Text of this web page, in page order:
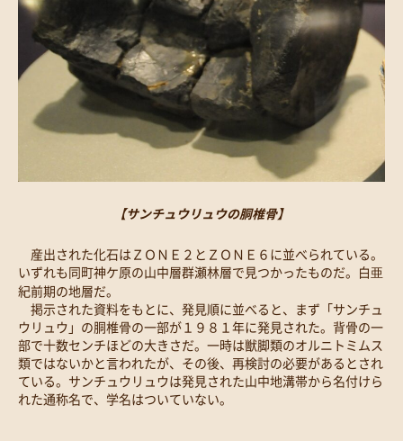
【サンチュウリュウの胴椎骨】
産出された化石はＺＯＮＥ２とＺＯＮＥ６に並べられている。
いずれも同町神ケ原の山中層群瀬林層で見つかったものだ。白亜
紀前期の地層だ。
掲示された資料をもとに、発見順に並べると、まず「サンチュ
ウリュウ」の胴椎骨の一部が１９８１年に発見された。背骨の一
部で十数センチほどの大きさだ。一時は獣脚類のオルニトミムス
類ではないかと言われたが、その後、再検討の必要があるとされ
ている。サンチュウリュウは発見された山中地溝帯から名付けら
れた通称名で、学名はついていない。